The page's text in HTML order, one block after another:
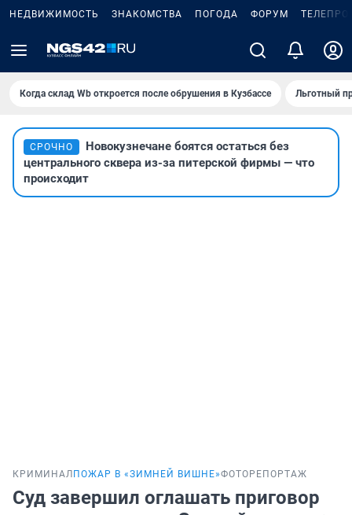
НЕДВИЖИМОСТЬ ЗНАКОМСТВА ПОГОДА ФОРУМ
Когда склад Wb откроется после обрушения в Кузбассе Льготный
СРОЧНО
Новокузнечане боятся остаться без
центрального сквера из-за питерской фирмы — что
происходит
КРИМИНАЛ ПОЖАР В «ЗИМНЕЙ ВИШНЕ»ФОТОРЕПОРТАЖ
Суд завершил оглашать приговор